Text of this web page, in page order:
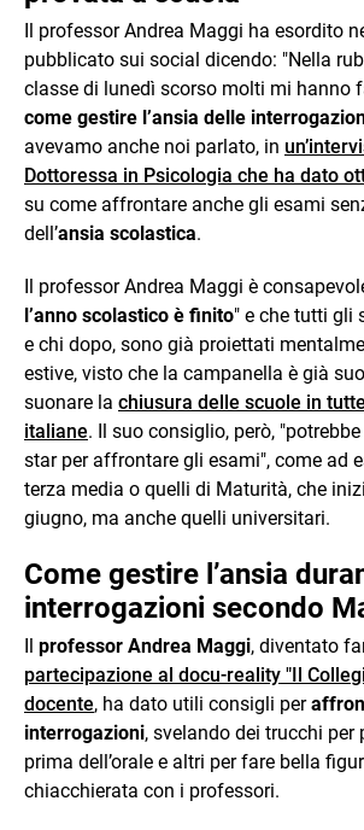
Il professor Andrea Maggi ha esordito
pubblicato sui social dicendo: "Nella
classe di lunedì scorso molti mi hanno
come gestire l’ansia delle
avevamo anche noi parlato, in
Dottoressa in Psicologia che ha dato
su come affrontare anche gli esami
dell’ansia scolastica.
Il professor Andrea Maggi è
l’anno scolastico è finito" e che tutti gli
e chi dopo, sono già proiettati
estive, visto che la campanella è già
suonare la chiusura delle scuole in
italiane. Il suo consiglio, però,
star per affrontare gli esami", come ad
terza media o quelli di Maturità, che
giugno, ma anche quelli universitari.
Come gestire l’ansia
interrogazioni secondo
Il professor Andrea Maggi, diventato
partecipazione al docu-reality "Il
docente, ha dato utili consigli per
interrogazioni, svelando dei trucchi per
prima dell’orale e altri per fare bella
chiacchierata con i professori.